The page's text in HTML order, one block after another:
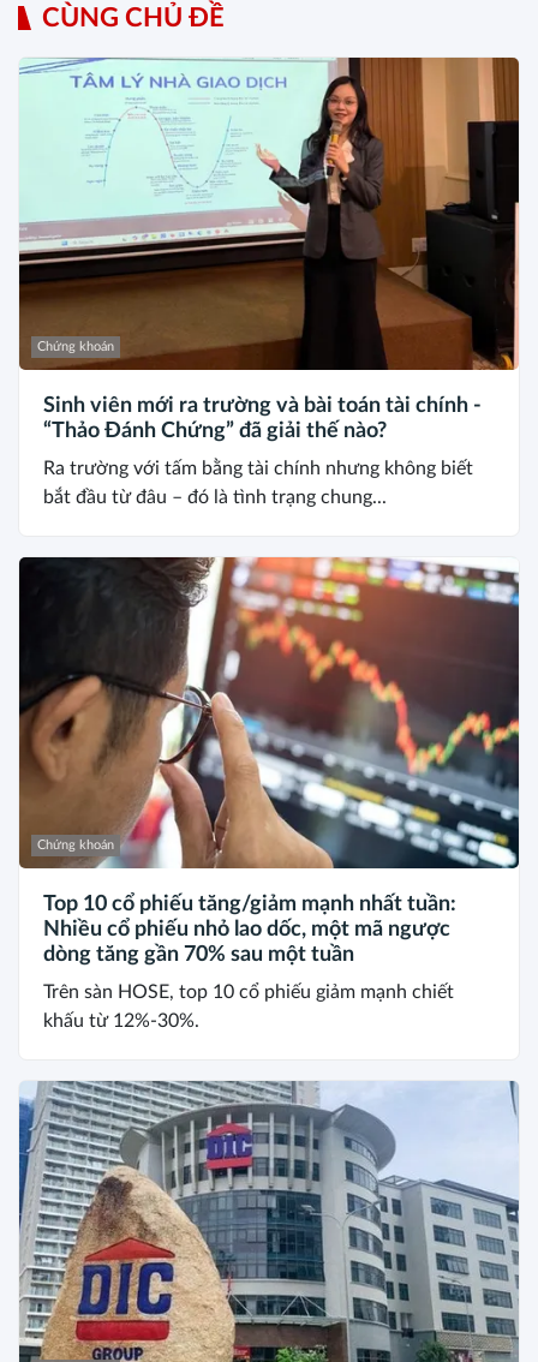
CÙNG CHỦ ĐỀ
Chứng khoán
Sinh viên mới ra trường và bài toán tài chính -
“Thảo Đánh Chứng” đã giải thế nào?
Ra trường với tấm bằng tài chính nhưng không biết
bắt đầu từ đâu – đó là tình trạng chung...
Chứng khoán
Top 10 cổ phiếu tăng/giảm mạnh nhất tuần:
Nhiều cổ phiếu nhỏ lao dốc, một mã ngược
dòng tăng gần 70% sau một tuần
Trên sàn HOSE, top 10 cổ phiếu giảm mạnh chiết
khấu từ 12%-30%.